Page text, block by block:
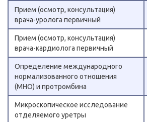
Прием (осмотр, консультация)
врача-уролога первичный
Прием (осмотр, консультация)
врача-кардиолога первичный
Определение международного
нормализованного отношения
(МНО) и протромбина
Микроскопическое исследование
отделяемого уретры